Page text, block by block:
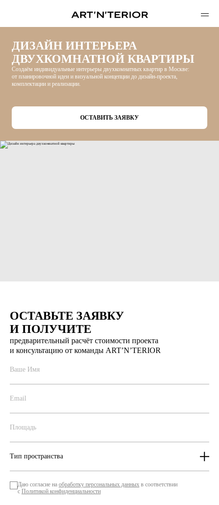
ДИЗАЙН ИНТЕРЬЕРА
ДВУХКОМНАТНОЙ КВАРТИРЫ
Создаём индивидуальные интерьеры двухкомнатных квартир в Москве:
от планировочной идеи и визуальной концепции до дизайн-проекта,
комплектации и реализации.
ОСТАВИТЬ ЗАЯВКУ
ОСТАВЬТЕ ЗАЯВКУ
И ПОЛУЧИТЕ
предварительный расчёт стоимости проекта
и консультацию от команды ART’N’TERIOR
Тип пространства
Даю согласие на обработку персональных данных в соответствии
с Политикой конфиденциальности